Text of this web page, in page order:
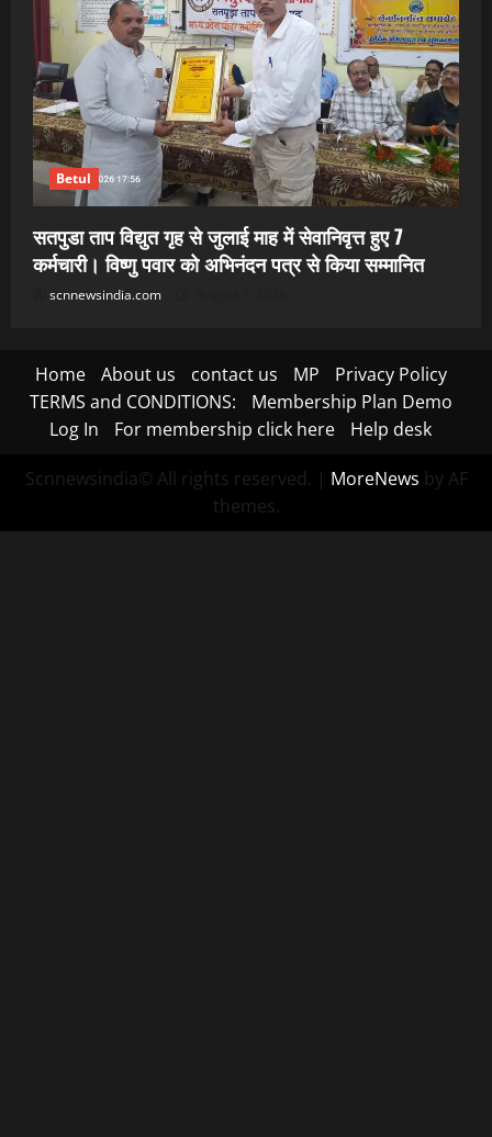
Betul
सतपुडा ताप विद्युत गृह से जुलाई माह में सेवानिवृत्त हुए 7
कर्मचारी। विष्णु पवार को अभिनंदन पत्र से किया सम्मानित
scnnewsindia.com
Home About us contact us MP
Privacy Policy
TERMS and CONDITIONS:
Membership Plan Demo
Log In
For membership click here Help desk
Scnnewsindia© All rights reserved. | MoreNews by AF
themes.